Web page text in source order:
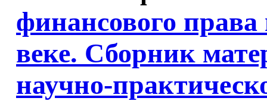
финансового
веке. Сборник
научно-